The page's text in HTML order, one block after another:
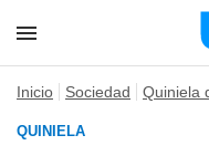
Inicio Sociedad Quiniela
QUINIELA